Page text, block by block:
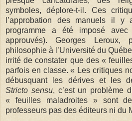
symboles, déplore-t-il. Ces
l’approbation des manuels il
programme a été imposé
approuvés). Georges Leroux,
philosophie à l’Université du
irrité de constater que des «
parfois en classe. « Les critiques
débusquant les dérives et les
Stricto sensu, c’est un problème
« feuilles maladroites » sont
professeurs pas des éditeurs ni du